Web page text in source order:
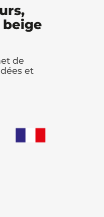
de
et